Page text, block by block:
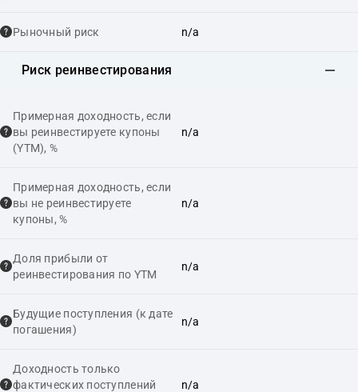
Рыночный риск n/a
Риск реинвестирования
Примерная доходность, если
вы реинвестируете купоны
(YTM), %
n/a
Примерная доходность, если
вы не реинвестируете
купоны, %
n/a
Доля прибыли от
реинвестирования по YTM
n/a
Будущие поступления (к дате
погашения)
n/a
Доходность только
фактических поступлений
n/a